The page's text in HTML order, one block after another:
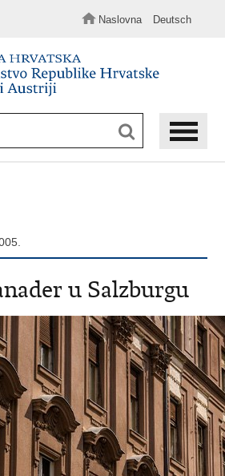
Naslovna Deutsch
u Salzburgu